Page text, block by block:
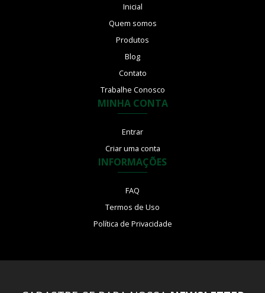
Inicial
Quem somos
Produtos
Blog
Contato
Trabalhe Conosco
MINHA CONTA
Entrar
Criar uma conta
INFORMAÇÕES
FAQ
Termos de Uso
Política de Privacidade